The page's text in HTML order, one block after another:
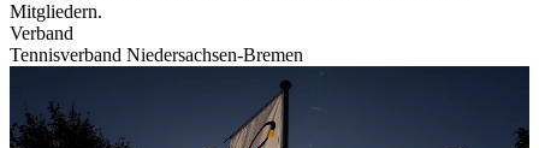
Mitgliedern.
Verband
Tennisverband Niedersachsen-Bremen